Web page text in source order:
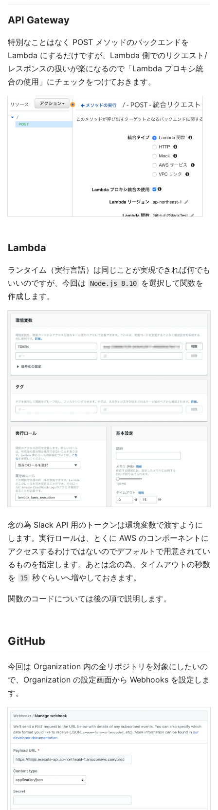
API Gateway
特別なことはなく POST メソッドのバックエンドを
Lambda にするだけですが、Lambda 側でのリクエスト/
レスポンスの扱いが楽になるので「Lambda プロキシ統
合の使用」にチェックをつけておきます。
Lambda
ランタイム（実行言語）は同じことが実現できれば何でも
いいのですが、今回は
Node.js 8.10
を選択して関数を
作成します。
念の為 Slack API 用のトークンは環境変数で渡すように
します。実行ロールは、とくに AWS のコンポーネントに
アクセスするわけではないのでデフォルトで用意されてい
るものを指定します。あとは念の為、タイムアウトの秒数
を
15 秒ぐらいへ増やしておきます。
関数のコードについては後の項で説明します。
GitHub
今回は Organization 内の全リポジトリを対象にしたいの
で、Organization の設定画面から Webhooks を設定しま
す。